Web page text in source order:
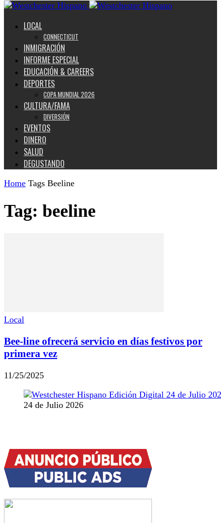
LOCAL
CONNECTICUT
INMIGRACIÓN
INFORME ESPECIAL
EDUCACIÓN & CAREERS
DEPORTES
COPA MUNDIAL 2026
CULTURA/FAMA
DIVERSIÓN
EVENTOS
DINERO
SALUD
DEGUSTANDO
Home Tags Beeline
Tag: beeline
Local
Bee-line ofrecerá servicio en días festivos por
primera vez
11/25/2025
24 de Julio 2026